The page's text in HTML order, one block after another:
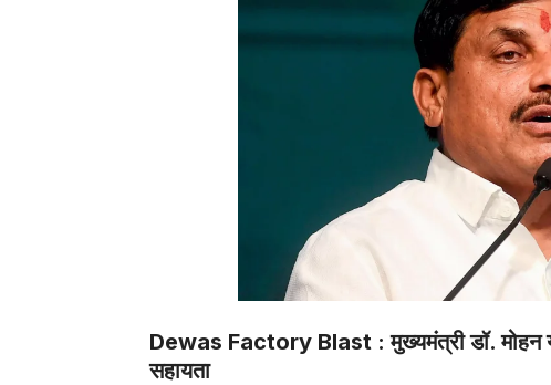
Dewas Factory Blast : मुख्यमंत्री डॉ. मोहन
सहायता